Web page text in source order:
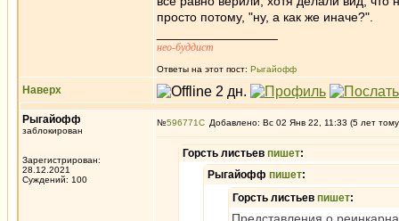
просто потому, "ну, а как же иначе?".
нео-буддист
Ответы на этот пост: Рыгайофф
Наверх
Рыгайофф
заблокирован
Зарегистрирован:
28.12.2021
Суждений: 100
№596771 Добавлено: Вс 02 Янв 22, 11:33 (5 лет
Горсть листьев пишет:
Рыгайофф пишет:
Горсть листьев пишет: